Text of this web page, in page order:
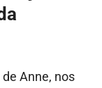
Anne, nos